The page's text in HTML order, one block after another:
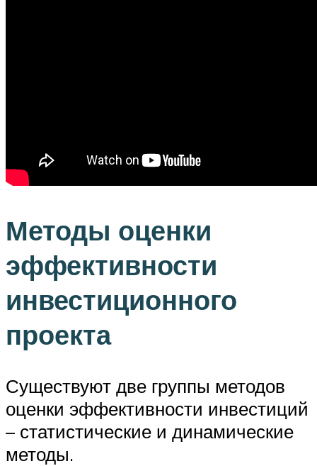
Методы оценки
эффективности
инвестиционного
проекта
Существуют две группы методов
оценки эффективности инвестиций
– статистические и динамические
методы.